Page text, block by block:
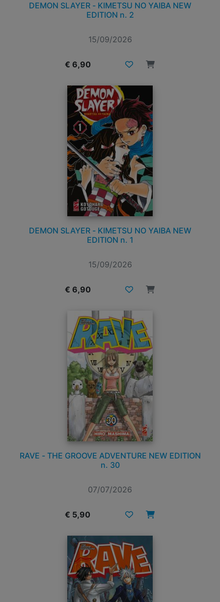
DEMON SLAYER - KIMETSU NO YAIBA NEW
EDITION n. 2
15/09/2026
€ 6,90
DEMON SLAYER - KIMETSU NO YAIBA NEW
EDITION n. 1
15/09/2026
€ 6,90
RAVE - THE GROOVE ADVENTURE NEW EDITION
n. 30
07/07/2026
€ 5,90